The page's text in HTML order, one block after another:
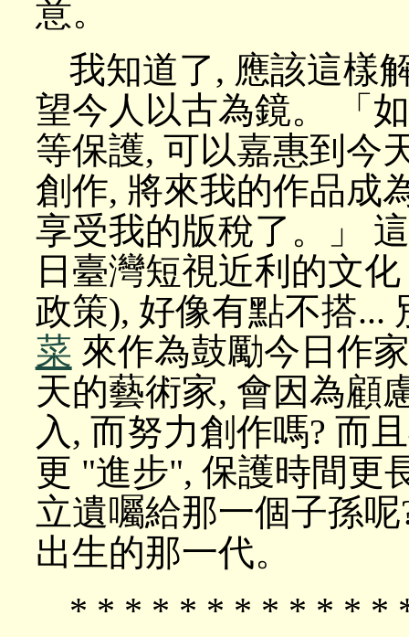
意。
我知道了, 應該這樣
望今人以古為鏡。 「
等保護, 可以嘉惠到今
創作, 將來我的作品成
享受我的版稅了。」
日臺灣短視近利的文
政策), 好像有點不搭...
菜 來作為鼓勵今日作
天的藝術家, 會因為顧
入, 而努力創作嗎? 而
更 "進步", 保護時間更
立遺囑給那一個子孫
出生的那一代。
* * * * * * * * * * * *